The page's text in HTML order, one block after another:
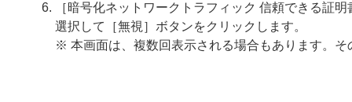
［暗号化ネットワークトラフィック 信頼できる証
選択して［無視］ボタンをクリックします。
※ 本画面は、複数回表示される場合もあります。